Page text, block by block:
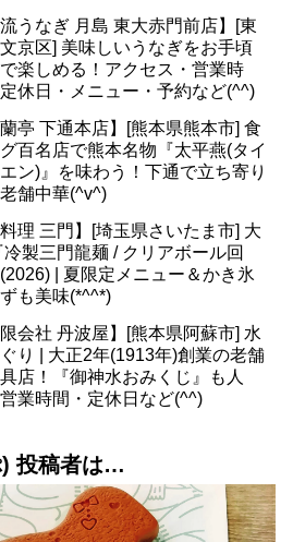
流うなぎ 月島 東大赤門前店】[東
京区] 美味しいうなぎをお手頃
楽しめる！アクセス・営業時
休日・メニュー・予約など(^^)
蘭亭 下通本店】[熊本県熊本市] 食
百名店で熊本名物『太平燕(タイ
ン)』を味わう！下通で立ち寄り
舗中華(^v^)
料理 三門】[埼玉県さいたま市] 大
冷製三門龍麺 / クリアボール回
| 夏限定メニュー＆かき氷
も美味(*^^*)
限会社 丹波屋】[熊本県阿蘇市] 水
り | 大正2年(1913年)創業の老舗
店！『御神水おみくじ』も人
業時間・定休日など(^^)
投稿者は…